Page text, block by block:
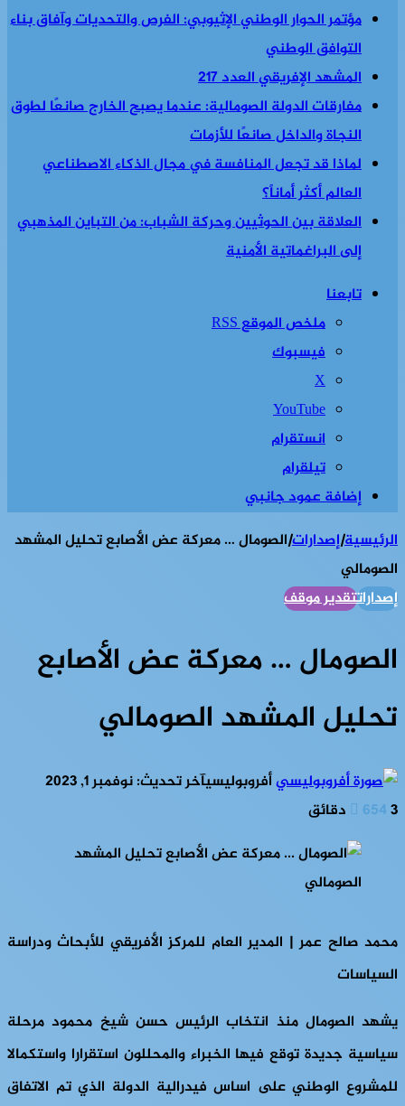
مؤتمر الحوار الوطني الإثيوبي: الفرص والتحديات وآفاق بناء
التوافق الوطني
المشهد الإفريقي العدد 217
مفارقات الدولة الصومالية: عندما يصبح الخارج صانعًا لطوق
النجاة والداخل صانعًا للأزمات
لماذا قد تجعل المنافسة في مجال الذكاء الاصطناعي
العالم أكثر أماناً؟
العلاقة بين الحوثيين وحركة الشباب: من التباين المذهبي
إلى البراغماتية الأمنية
تابعنا
ملخص الموقع RSS
فيسبوك
‫X
‫YouTube
انستقرام
تيلقرام
إضافة عمود جانبي
الرئيسية|إصدارات|الصومال … معركة عض الأصابع تحليل المشهد
الصومالي
إصداراتتقدير موقف
الصومال … معركة عض الأصابع
تحليل المشهد الصومالي
أفروبوليسيآخر تحديث: نوفمبر 1, 2023
6543 دقائق
محمد صالح عمر | المدير العام للمركز الأفريقي للأبحاث ودراسة
السياسات
يشهد الصومال منذ انتخاب الرئيس حسن شيخ محمود مرحلة
سياسية جديدة توقع فيها الخبراء والمحللون استقرارا واستكمالا
للمشروع الوطني على اساس فيدرالية الدولة الذي تم الاتفاق